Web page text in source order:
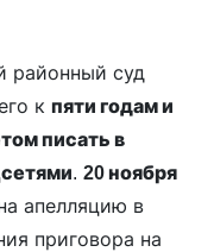
районный суд
к пяти годам и
писать в
. 20 ноября
апелляцию в
приговора на